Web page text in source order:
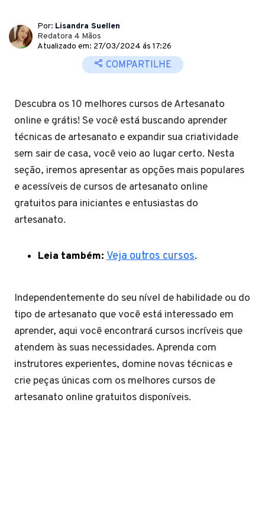
Por: Lisandra Suellen
Redatora 4 Mãos
Atualizado em: 27/03/2024 ás 17:26
COMPARTILHE
Descubra os 10 melhores cursos de Artesanato
online e grátis! Se você está buscando aprender
técnicas de artesanato e expandir sua criatividade
sem sair de casa, você veio ao lugar certo. Nesta
seção, iremos apresentar as opções mais populares
e acessíveis de cursos de artesanato online
gratuitos para iniciantes e entusiastas do
artesanato.
Leia também: Veja outros cursos.
Independentemente do seu nível de habilidade ou do
tipo de artesanato que você está interessado em
aprender, aqui você encontrará cursos incríveis que
atendem às suas necessidades. Aprenda com
instrutores experientes, domine novas técnicas e
crie peças únicas com os melhores cursos de
artesanato online gratuitos disponíveis.